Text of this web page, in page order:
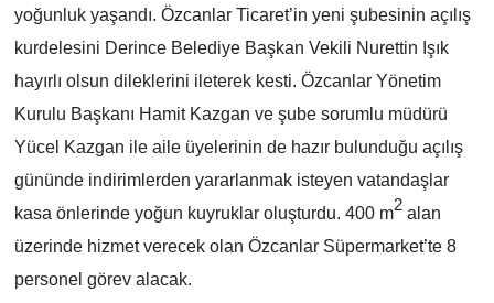
yoğunluk yaşandı. Özcanlar Ticaret’in yeni şubesinin açılış
kurdelesini Derince Belediye Başkan Vekili Nurettin Işık
hayırlı olsun dileklerini ileterek kesti. Özcanlar Yönetim
Kurulu Başkanı Hamit Kazgan ve şube sorumlu müdürü
Yücel Kazgan ile aile üyelerinin de hazır bulunduğu açılış
gününde indirimlerden yararlanmak isteyen vatandaşlar
kasa önlerinde yoğun kuyruklar oluşturdu. 400 m2alan
üzerinde hizmet verecek olan Özcanlar Süpermarket’te 8
personel görev alacak.